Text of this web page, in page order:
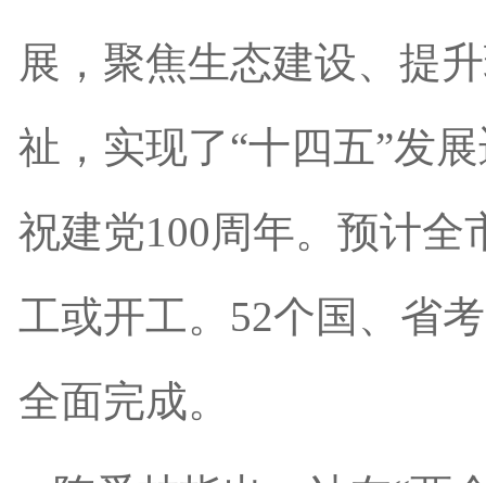
展，聚焦生态建设、提
祉，实现了“十四五”发
祝建党100周年。预计全
工或开工。52个国、省
全面完成。